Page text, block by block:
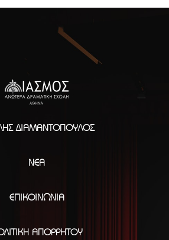
ΔΙΑΜΑΝΤΌΠΟΥΛΟΣ
ΝΈΑ
ΕΠΙΚΟΙΝΩΝΊΑ
ΑΠΟΡΡΉΤΟΥ